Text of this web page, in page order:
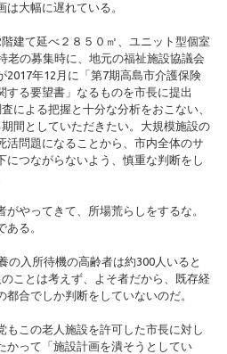
大幅に遅れている。
建て延べ２８５０㎡、ユニット型個室
老の募集時に、地元の福祉施設協議会
2017年12月に「第7期高島市介護保険
する要望書」なるものを市長に提出
による把握と十分な分析をおこない、
間としていただきたい。大規模施設の
活問題になることから、市内全体のサ
につながらないよう、慎重な判断をし
やってきて、所場荒らしをするな。
る。
の入所待機の高齢者は約300人いると
ことは考えず、よそ者だから、既存経
合でしか判断をしていないのだ。
もこの老人施設を許可した市長に対し
かって「施設計画を潰そうとしてい